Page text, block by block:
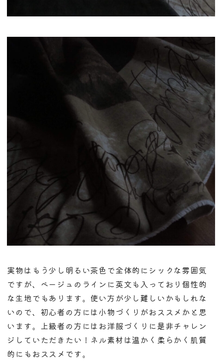
実物はもう少し明るい茶色で全体的にシックな雰囲気
ですが、ベージュのラインに英文も入っており個性的
な生地でもあります。使い方が少し難しいかもしれな
いので、初心者の方には小物づくりがおススメかと思
います。上級者の方にはお洋服づくりに是非チャレン
ジしていただきたい！ネル素材は温かく柔らかく肌質
的にもおススメです。